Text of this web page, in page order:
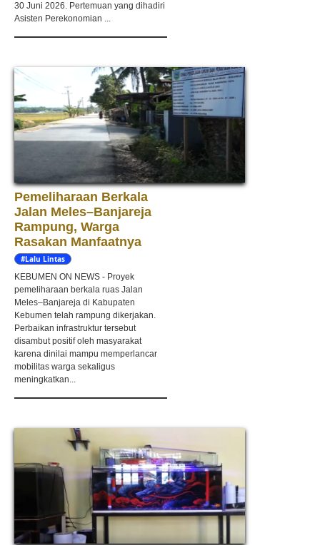
30 Juni 2026. Pertemuan yang dihadiri
Asisten Perekonomian ...
Pemeliharaan Berkala
Jalan Meles–Banjareja
Rampung, Warga
Rasakan Manfaatnya
#Lalu Lintas
KEBUMEN ON NEWS - Proyek
pemeliharaan berkala ruas Jalan
Meles–Banjareja di Kabupaten
Kebumen telah rampung dikerjakan.
Perbaikan infrastruktur tersebut
disambut positif oleh masyarakat
karena dinilai mampu memperlancar
mobilitas warga sekaligus
meningkatkan...